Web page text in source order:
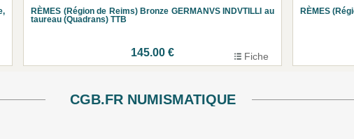
RÈMES (Région de Reims) Bronze GERMANVS INDVTILLI au
taureau (Quadrans) TTB
145.00 € Fiche
RÈMES
CGB.FR NUMISMATIQUE